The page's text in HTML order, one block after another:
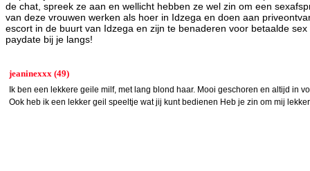
de chat, spreek ze aan en wellicht hebben ze wel zin om een
van deze vrouwen werken als hoer in Idzega en doen aan
escort in de buurt van Idzega en zijn te benaderen voor betaalde
paydate bij je langs!
jeaninexxx (49)
Ik ben een lekkere geile milf, met lang blond haar. Mooi geschoren en altijd in
Ook heb ik een lekker geil speeltje wat jij kunt bedienen Heb je zin om mij